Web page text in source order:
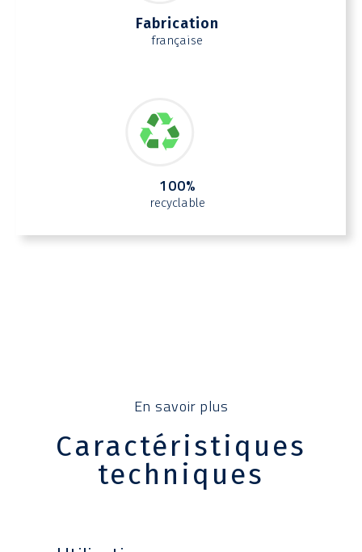
Fabrication
française
100%
recyclable
En savoir plus
Caractéristiques
techniques